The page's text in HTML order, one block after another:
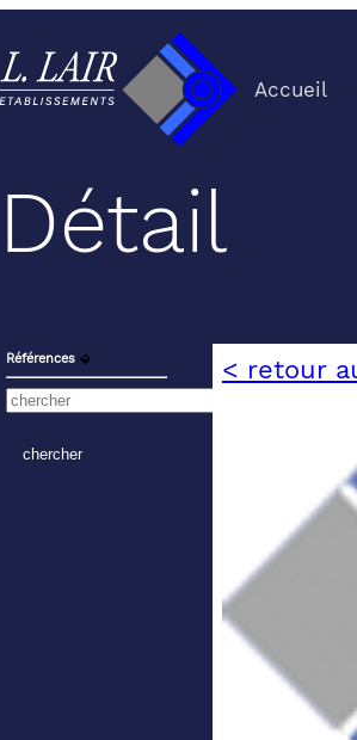
Accueil
Détail
Références ⬙ < retour